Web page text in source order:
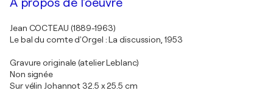
Jean COCTEAU (1889-1963)
Le bal du comte d'Orgel : La discussion, 1953
Gravure originale (atelier Leblanc)
Non signée
Sur vélin Johannot 32.5 x 25.5 cm